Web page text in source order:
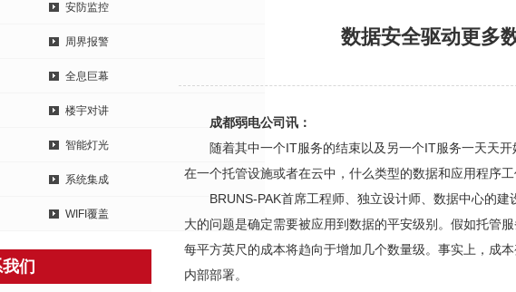
安防监控
周界报警
全息巨幕
楼宇对讲
智能灯光
系统集成
WIFI覆盖
们
数据安全驱动更多
成都弱电公司讯：
随着其中一个IT服务的结束以及另一个IT服务一天天
在一个托管设施或者在云中，什么类型的数据和应用程序
BRUNS-PAK首席工程师、独立设计师、数据中心的
大的问题是确定需要被应用到数据的平安级别。假如托管
每平方英尺的成本将趋向于增加几个数量级。事实上，成
内部部署。